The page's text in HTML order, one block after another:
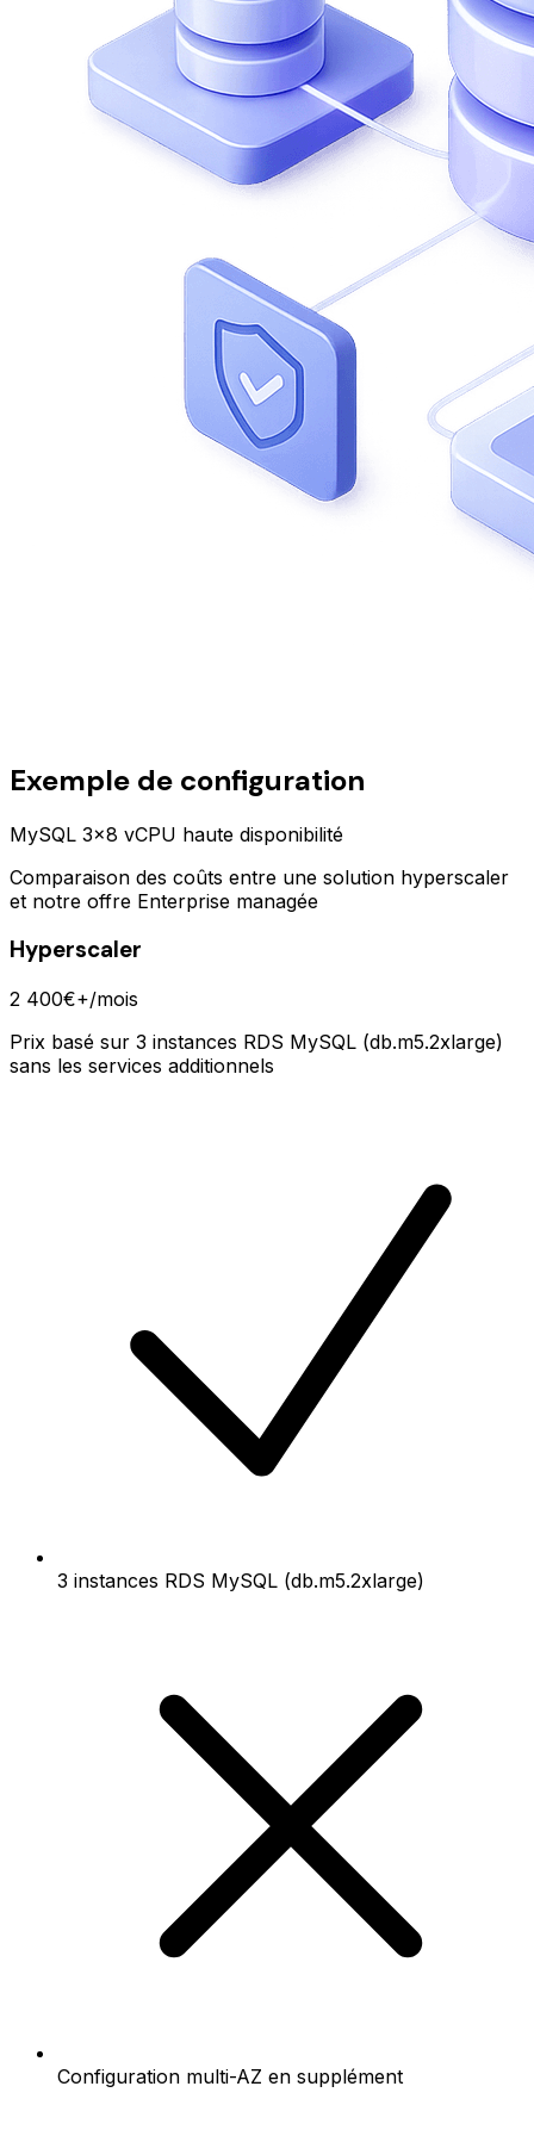
Exemple de configuration
MySQL 3x8 vCPU haute disponibilité
Comparaison des coûts entre une solution hyperscaler
et notre offre Enterprise managée
Hyperscaler
2 400€+/mois
Prix basé sur 3 instances RDS MySQL (db.m5.2xlarge)
sans les services additionnels
3 instances RDS MySQL (db.m5.2xlarge)
Configuration multi-AZ en supplément